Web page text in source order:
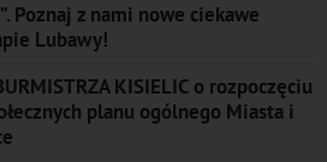
Poznaj z nami nowe ciekawe
Lubawy!
KISIELIC o rozpoczęciu
planu ogólnego Miasta i